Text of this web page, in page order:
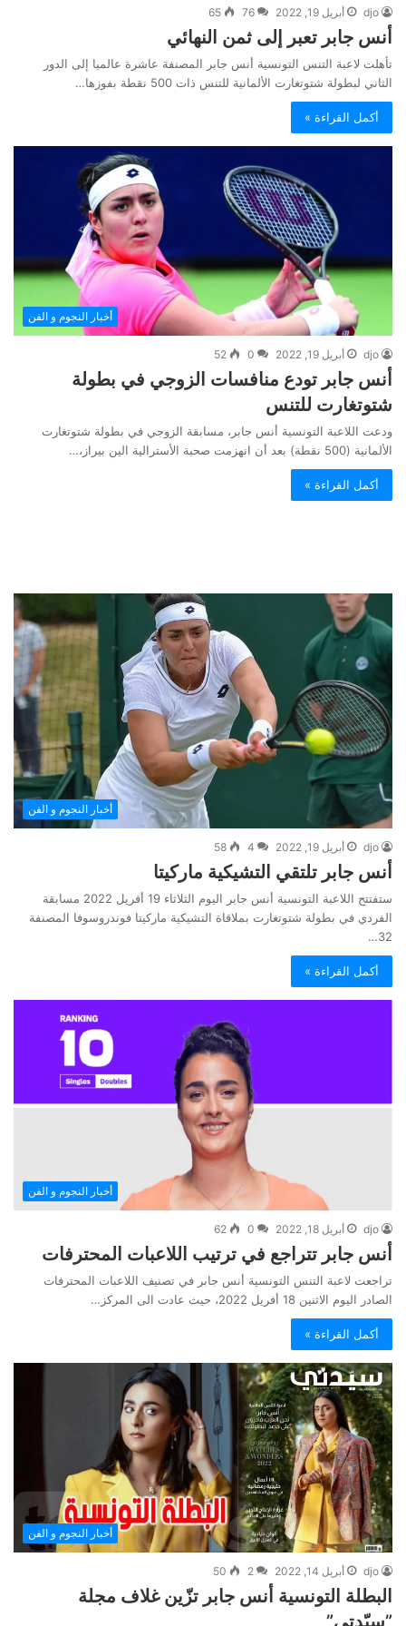
djo أبريل 19, 2022 76
65
أنس جابر تعبر إلى ثمن النهائي
تأهلت لاعبة التنس التونسية أنس جابر المصنفة عاشرة عالميا إلى الدور
الثاني لبطولة شتوتغارت الألمانية للتنس ذات 500 نقطة بفوزها…
أكمل القراءة »
أخبار النجوم و الفن
djo أبريل 19, 2022 0
52
أنس جابر تودع منافسات الزوجي في بطولة
شتوتغارت للتنس
ودعت اللاعبة التونسية أنس جابر، مسابقة الزوجي في بطولة شتوتغارت
الألمانية (500 نقطة) بعد أن انهزمت صحبة الأسترالية الين بيراز،…
أكمل القراءة »
أخبار النجوم و الفن
djo أبريل 19, 2022 4
58
أنس جابر تلتقي التشيكية ماركيتا
ستفتتح اللاعبة التونسية أنس جابر اليوم الثلاثاء 19 أفريل 2022 مسابقة
الفردي في بطولة شتوتغارت بملاقاة التشيكية ماركيتا فوندروسوفا المصنفة
32…
أكمل القراءة »
أخبار النجوم و الفن
djo أبريل 18, 2022 0
62
أنس جابر تتراجع في ترتيب اللاعبات المحترفات
تراجعت لاعبة التنس التونسية أنس جابر في تصنيف اللاعبات المحترفات
الصادر اليوم الاثنين 18 أفريل 2022، حيث عادت الى المركز…
أكمل القراءة »
أخبار النجوم و الفن
djo أبريل 14, 2022 2
50
البطلة التونسية أنس جابر تزّين غلاف مجلة
”سيّدتي”